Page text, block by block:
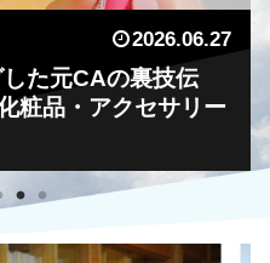
2026.07.02
い⁈旅の帰りのCA流
2026.06.29
た外資系CAのポー
ーチ特集～
2026.06.29
カバリー！外資系
身公開
2026.06.27
た元CAの裏技伝
粧品・アクセサリー
2026.06.25
すめの服装・持ち物